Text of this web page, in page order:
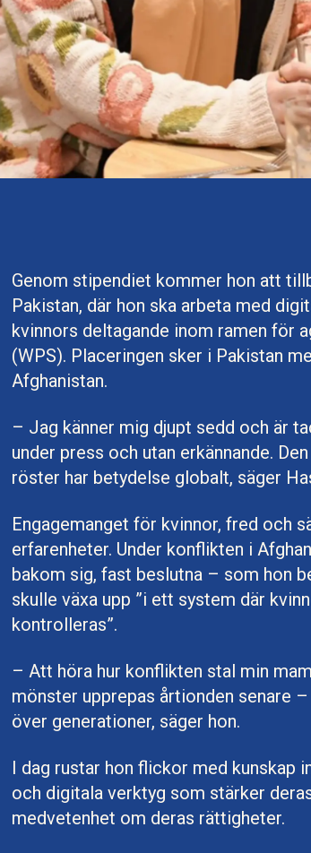
Genom stipendiet kommer hon att
Pakistan, där hon ska arbeta med
kvinnors deltagande inom ramen för
(WPS). Placeringen sker i Pakistan
Afghanistan.
– Jag känner mig djupt sedd och är
under press och utan erkännande.
röster har betydelse globalt, säger
Engagemanget för kvinnor, fred och
erfarenheter. Under konflikten i
bakom sig, fast beslutna – som hon
skulle växa upp ”i ett system där
kontrolleras”.
– Att höra hur konflikten stal min
mönster upprepas årtionden senare
över generationer, säger hon.
I dag rustar hon flickor med kunskap
och digitala verktyg som stärker
medvetenhet om deras rättigheter.